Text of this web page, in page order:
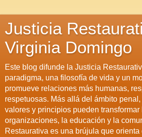
Justicia
Virginia Domingo
Este blog difunde la Justicia
paradigma, una filosofía de vida y un
promueve relaciones más humanas,
respetuosas. Más allá del ámbito
valores y principios pueden
organizaciones, la educación y la
Restaurativa es una brújula que